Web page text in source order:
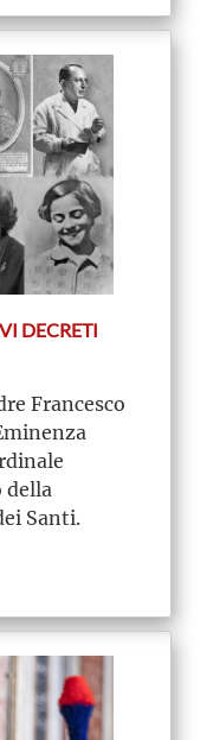
DECRETI
Francesco
della
Santi.